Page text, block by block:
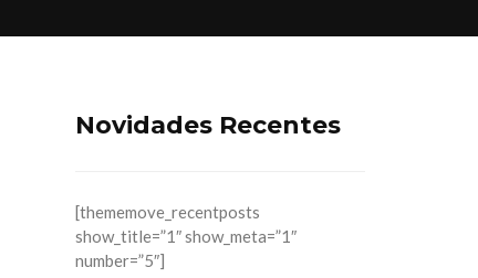
Novidades Recentes
[thememove_recentposts
show_title=”1″ show_meta=”1″
number=”5″]